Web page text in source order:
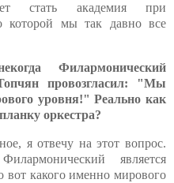
стать академия при
которой мы так давно все
Филармонический
провозгласил: "Мы
уровня!" Реально как
оркестра?
я отвечу на этот вопрос.
является
вот какого именно мирового